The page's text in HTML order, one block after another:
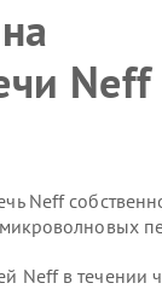
Neff
Neff
Neff в течении